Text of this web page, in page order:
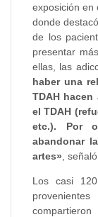
exposición en
donde
de los
presentar
ellas, las
haber una
TDAH
el TDAH
etc.). Por
abandonar
artes» ,
Los casi